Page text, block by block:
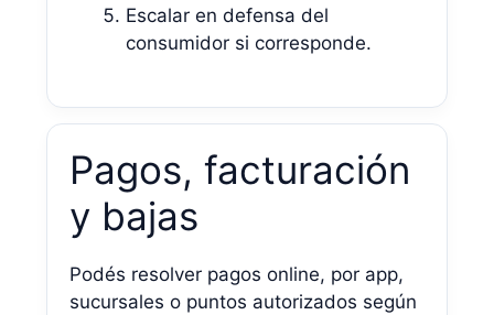
Escalar en defensa del
consumidor si corresponde.
Pagos, facturación
y bajas
Podés resolver pagos online, por app,
sucursales o puntos autorizados según